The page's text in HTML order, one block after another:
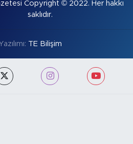
Copyright © 2022. Her hakkı
saklıdır.
TE Bilişim